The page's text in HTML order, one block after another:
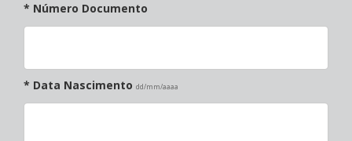
* Número Documento
* Data Nascimento dd/mm/aaaa